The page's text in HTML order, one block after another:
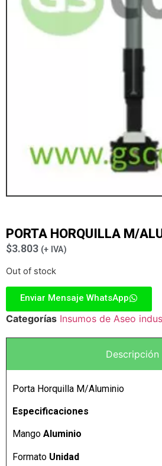
PORTA HORQUILLA M/
$3.803 (+ IVA)
Out of stock
Enviar Mensaje WhatsApp
Categorías Insumos de Aseo
Descripción
Porta Horquilla M/Aluminio
Especificaciones
Mango Aluminio
Formato Unidad